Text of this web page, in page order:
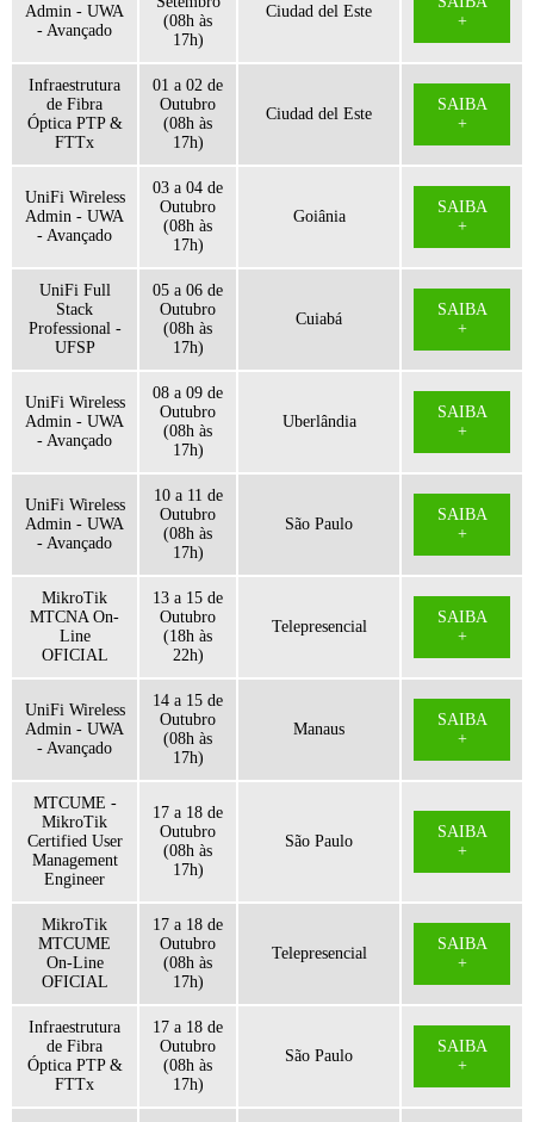
Admin - UWA
- Avançado
(08h às
17h)
Ciudad del Este
+
Infraestrutura
de Fibra
Óptica PTP &
FTTx
01 a 02 de
Outubro
(08h às
17h)
Ciudad del Este
SAIBA
+
UniFi Wireless
Admin - UWA
- Avançado
03 a 04 de
Outubro
(08h às
17h)
Goiânia
SAIBA
+
UniFi Full
Stack
Professional -
UFSP
05 a 06 de
Outubro
(08h às
17h)
Cuiabá
SAIBA
+
UniFi Wireless
Admin - UWA
- Avançado
08 a 09 de
Outubro
(08h às
17h)
Uberlândia
SAIBA
+
UniFi Wireless
Admin - UWA
- Avançado
10 a 11 de
Outubro
(08h às
17h)
São Paulo
SAIBA
+
MikroTik
MTCNA On-
Line
OFICIAL
13 a 15 de
Outubro
(18h às
22h)
Telepresencial
SAIBA
+
UniFi Wireless
Admin - UWA
- Avançado
14 a 15 de
Outubro
(08h às
17h)
Manaus
SAIBA
+
MTCUME -
MikroTik
Certified User
Management
Engineer
17 a 18 de
Outubro
(08h às
17h)
São Paulo
SAIBA
+
MikroTik
MTCUME
On-Line
OFICIAL
17 a 18 de
Outubro
(08h às
17h)
Telepresencial
SAIBA
+
Infraestrutura
de Fibra
Óptica PTP &
FTTx
17 a 18 de
Outubro
(08h às
17h)
São Paulo
SAIBA
+